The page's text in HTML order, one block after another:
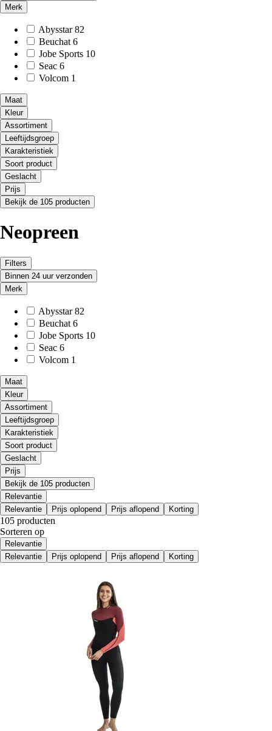
Merk
Abysstar 82
Beuchat 6
Jobe Sports 10
Seac 6
Volcom 1
Maat
Kleur
Assortiment
Leeftijdsgroep
Karakteristiek
Soort product
Geslacht
Prijs
Bekijk de 105 producten
Neopreen
Filters
Binnen 24 uur verzonden
Merk
Abysstar 82
Beuchat 6
Jobe Sports 10
Seac 6
Volcom 1
Maat
Kleur
Assortiment
Leeftijdsgroep
Karakteristiek
Soort product
Geslacht
Prijs
Bekijk de 105 producten
Relevantie
Relevantie
Prijs oplopend Prijs aflopend Korting
105 producten
Sorteren op
Relevantie
Relevantie
Prijs oplopend Prijs aflopend Korting